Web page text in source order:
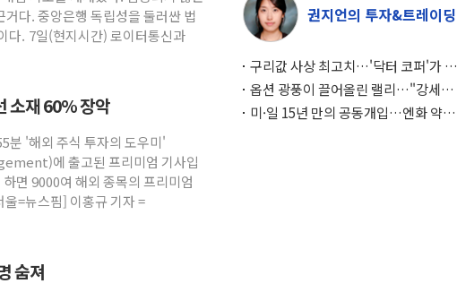
다. 중앙은행 독립성을 둘러싼 법
다. 7일(현지시간) 로이터통신과
소재 60% 장악
분 '해외 주식 투자의 도우미'
에 출고된 프리미엄 기사입
면 9000여 해외 종목의 프리미엄
=뉴스핌] 이홍규 기자 =
숨져
권지언의 투자&트레이딩
구리값 사상 최고치…'닥터 코퍼'가 말
하는 경기 신호가 달라졌다
옵션 광풍이 끌어올린 랠리…"강세장
이면에 과열 경고등"
미·일 15년 만의 공동개입…엔화 약세